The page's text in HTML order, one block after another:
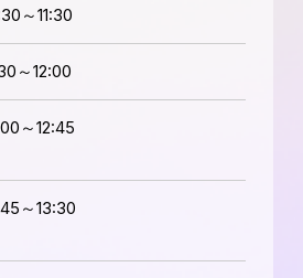
～11:30
～12:00
～12:45
～13:30